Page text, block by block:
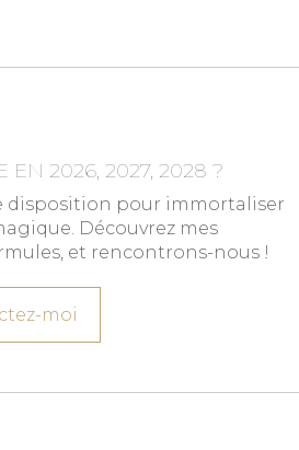
EN 2026, 2027, 2028 ?
disposition pour immortaliser
Découvrez mes
et rencontrons-nous !
moi